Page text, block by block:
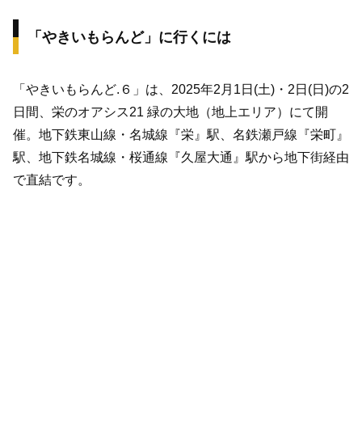
「やきいもらんど」に行くには
「やきいもらんど.６」は、2025年2月1日(土)・2日(日)の2
日間、栄のオアシス21 緑の大地（地上エリア）にて開
催。地下鉄東山線・名城線『栄』駅、名鉄瀬戸線『栄町』
駅、地下鉄名城線・桜通線『久屋大通』駅から地下街経由
で直結です。